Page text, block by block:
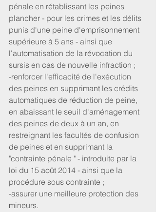
pénale en rétablissant les peines
plancher - pour les crimes et les délits
punis d'une peine d'emprisonnement
supérieure à 5 ans - ainsi que
l'automatisation de la révocation du
sursis en cas de nouvelle infraction ;
-renforcer l'efficacité de l'exécution
des peines en supprimant les crédits
automatiques de réduction de peine,
en abaissant le seuil d'aménagement
des peines de deux à un an, en
restreignant les facultés de confusion
de peines et en supprimant la
"contrainte pénale " - introduite par la
loi du 15 août 2014 - ainsi que la
procédure sous contrainte ;
-assurer une meilleure protection des
mineurs.